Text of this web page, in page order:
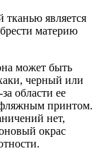
тканью является
материю
может быть
черный или
области ее
принтом.
нет,
окрас